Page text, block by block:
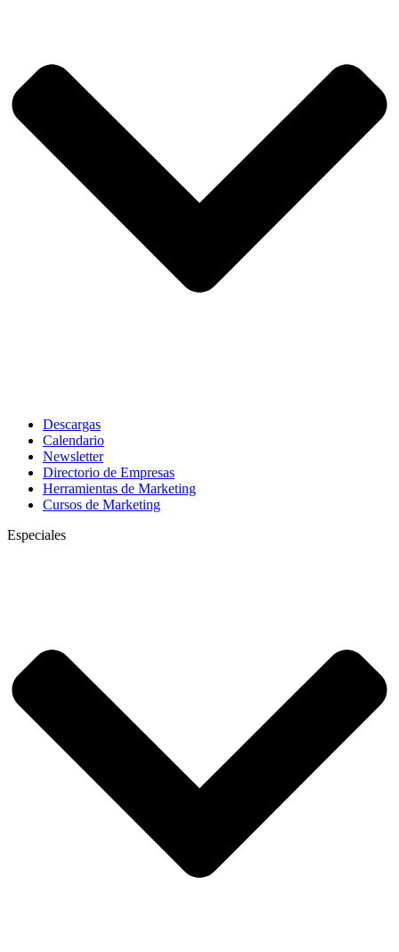
Descargas
Calendario
Newsletter
Directorio de Empresas
Herramientas de Marketing
Cursos de Marketing
Especiales